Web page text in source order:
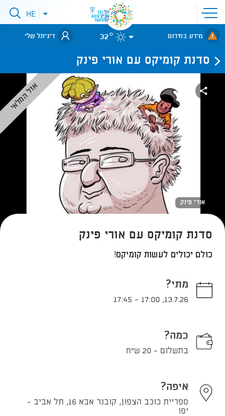
פתיחת
תפריט
אתר
לאתר עיריית
תל-אביב
פתיחתHE
מידע בחירום 32° דיגיתל שלי
סדנת קומיקס עם אורי פינק
אורי פינק
אזל המלאי
סדנת קומיקס עם אורי פינק
כולם יכולים לעשות קומיקס!
מתי?
13.7.26
,
17:00
-
17:45
כמה?
בתשלום - 20 ש"ח
איפה?
ספריית כוכב הצפון, קובנר אבא 16, תל אביב -
יפו